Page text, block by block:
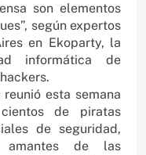
son elementos
según expertos
en Ekoparty, la
informática de
esta semana
de piratas
de seguridad,
amantes de las